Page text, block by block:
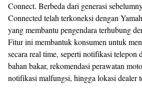
Connect. Berbeda dari generasi
Connected telah terkoneksi dengan
yang membantu pengendara terhubung
Fitur ini membantuk konsumen untuk
secara real time, seperti notifikasi telepon
bahan bakar, rekomendasi perawatan
notifikasi malfungsi, hingga lokasi dealer